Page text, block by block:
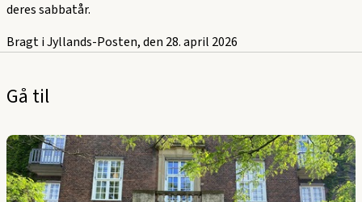
deres sabbatår.
Bragt i Jyllands-Posten, den 28. april 2026
Gå til